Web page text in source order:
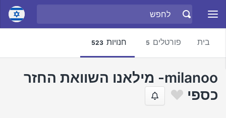
בית פורטלים 5 חנויות 523
milanoo- מילאנו השוואת החזר
כספי